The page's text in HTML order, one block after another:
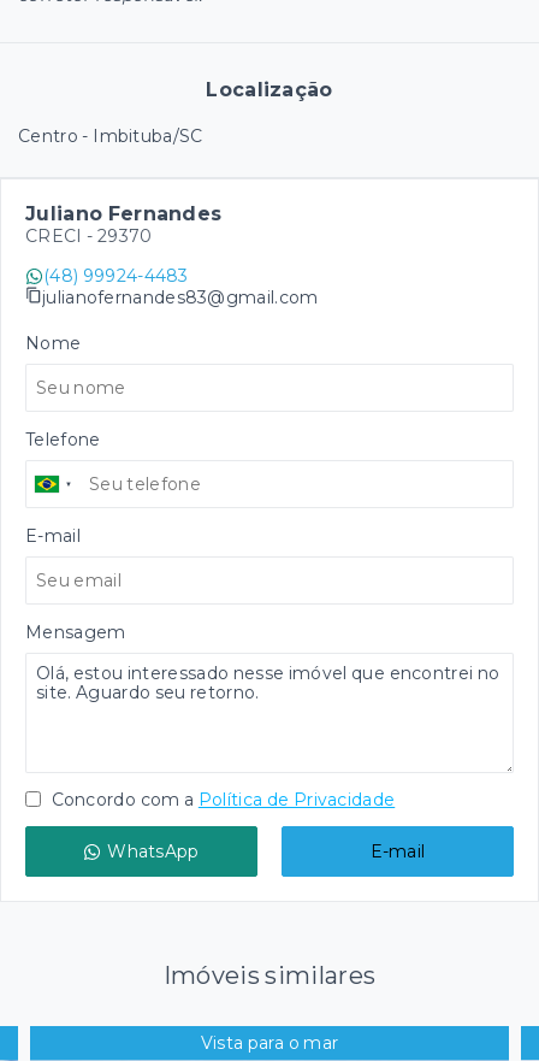
Localização
Centro - Imbituba/SC
Juliano Fernandes
CRECI - 29370
(48) 99924-4483
julianofernandes83@gmail.com
Nome
Telefone
E-mail
Mensagem
Concordo com a Política de Privacidade
WhatsApp E-mail
Imóveis similares
Vista para o mar